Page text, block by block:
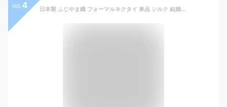
no. 4 日本製 ふじやま織 フォーマルネクタイ 単品 シルク 結婚式 白 シルバー グレー [メール便送料無料][グランクレエ]